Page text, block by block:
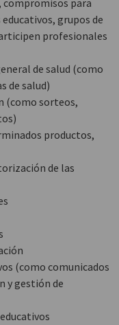
compromisos para
grupos de
profesionales
de salud (como
de salud)
(como sorteos,
productos,
de las
(como comunicados
y gestión de